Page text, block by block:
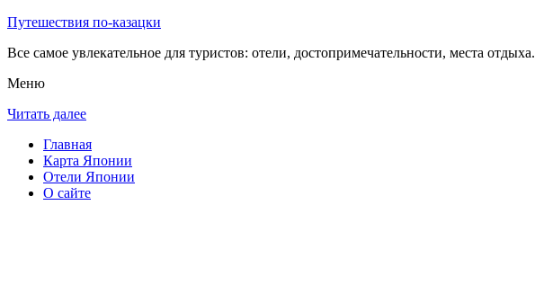
Путешествия по-казацки
Все самое увлекательное для туристов: отели, достопримечательности, места отдыха.
Меню
Читать далее
Главная
Карта Японии
Отели Японии
О сайте